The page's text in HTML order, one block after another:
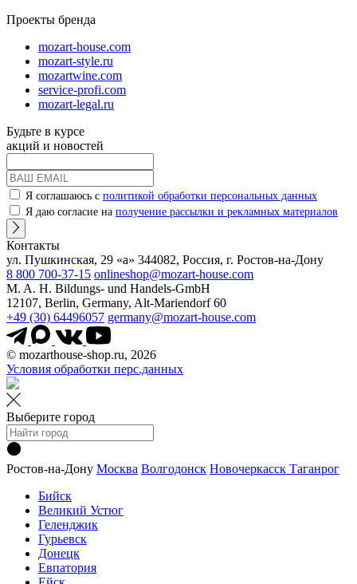
Проекты бренда
mozart-house.com
mozart-style.ru
mozartwine.com
service-profi.com
mozart-legal.ru
Будьте в курсе
акций и новостей
Я соглашаюсь с политикой обработки персональных данных
Я даю согласие на получение рассылки и рекламных материалов
Контакты
ул. Пушкинская, 29 «а» 344082, Россия, г. Ростов-на-Дону
8 800 700-37-15 onlineshop@mozart-house.com
M. A. H. Bildungs- und Handels-GmbH
12107, Berlin, Germany, Alt-Mariendorf 60
+49 (30) 64496057 germany@mozart-house.com
© mozarthouse-shop.ru, 2026
Условия обработки перс.данных
Выберите город
Ростов-на-Дону Москва Волгодонск Новочеркасск Таганрог
Бийск
Великий Устюг
Геленджик
Гурьевск
Донецк
Евпатория